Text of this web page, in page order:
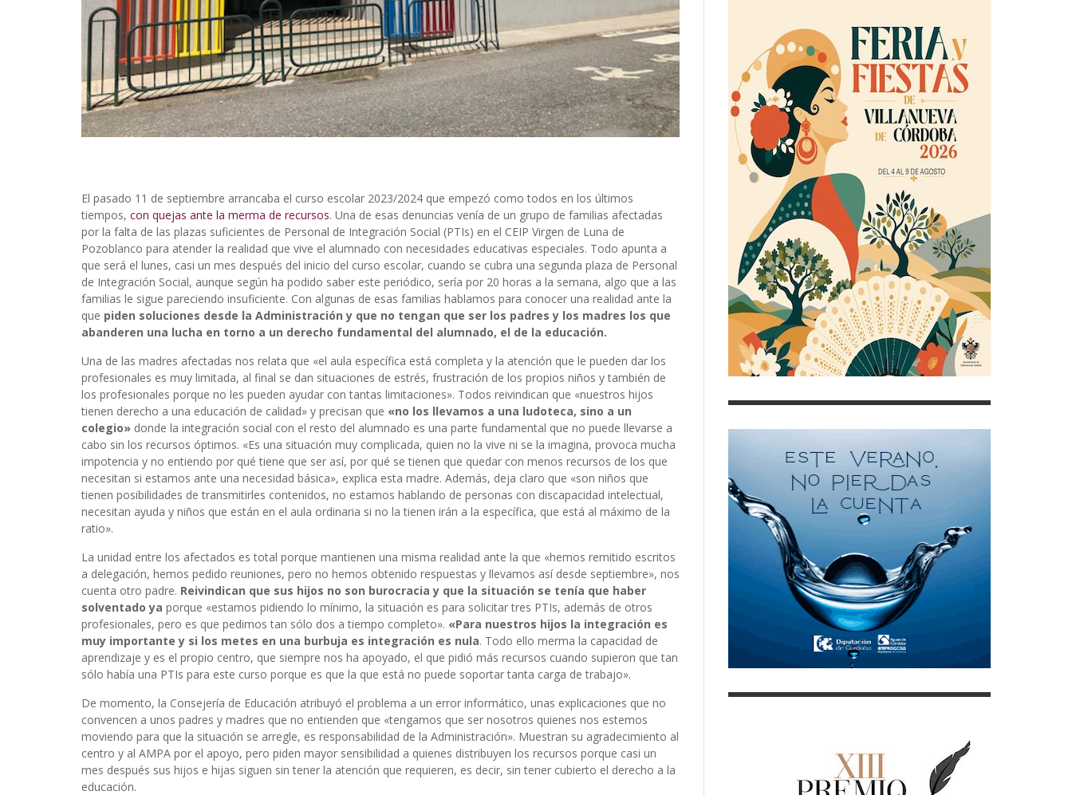
El pasado 11 de septiembre arrancaba el curso escolar 2023/2024 que empezó como todos en los últimos
tiempos, con quejas ante la merma de recursos. Una de esas denuncias venía de un grupo de familias afectadas
por la falta de las plazas suficientes de Personal de Integración Social (PTIs) en el CEIP Virgen de Luna de
Pozoblanco para atender la realidad que vive el alumnado con necesidades educativas especiales. Todo apunta a
que será el lunes, casi un mes después del inicio del curso escolar, cuando se cubra una segunda plaza de Personal
de Integración Social, aunque según ha podido saber este periódico, sería por 20 horas a la semana, algo que a las
familias le sigue pareciendo insuficiente. Con algunas de esas familias hablamos para conocer una realidad ante la
que piden soluciones desde la Administración y que no tengan que ser los padres y los madres los que
abanderen una lucha en torno a un derecho fundamental del alumnado, el de la educación.
Una de las madres afectadas nos relata que «el aula específica está completa y la atención que le pueden dar los
profesionales es muy limitada, al final se dan situaciones de estrés, frustración de los propios niños y también de
los profesionales porque no les pueden ayudar con tantas limitaciones». Todos reivindican que «nuestros hijos
tienen derecho a una educación de calidad» y precisan que «no los llevamos a una ludoteca, sino a un
colegio» donde la integración social con el resto del alumnado es una parte fundamental que no puede llevarse a
cabo sin los recursos óptimos. «Es una situación muy complicada, quien no la vive ni se la imagina, provoca mucha
impotencia y no entiendo por qué tiene que ser así, por qué se tienen que quedar con menos recursos de los que
necesitan si estamos ante una necesidad básica», explica esta madre. Además, deja claro que «son niños que
tienen posibilidades de transmitirles contenidos, no estamos hablando de personas con discapacidad intelectual,
necesitan ayuda y niños que están en el aula ordinaria si no la tienen irán a la específica, que está al máximo de la
ratio».
La unidad entre los afectados es total porque mantienen una misma realidad ante la que «hemos remitido escritos
a delegación, hemos pedido reuniones, pero no hemos obtenido respuestas y llevamos así desde septiembre», nos
cuenta otro padre. Reivindican que sus hijos no son burocracia y que la situación se tenía que haber
solventado ya porque «estamos pidiendo lo mínimo, la situación es para solicitar tres PTIs, además de otros
profesionales, pero es que pedimos tan sólo dos a tiempo completo». «Para nuestros hijos la integración es
muy importante y si los metes en una burbuja es integración es nula. Todo ello merma la capacidad de
aprendizaje y es el propio centro, que siempre nos ha apoyado, el que pidió más recursos cuando supieron que tan
sólo había una PTIs para este curso porque es que la que está no puede soportar tanta carga de trabajo».
De momento, la Consejería de Educación atribuyó el problema a un error informático, unas explicaciones que no
convencen a unos padres y madres que no entienden que «tengamos que ser nosotros quienes nos estemos
moviendo para que la situación se arregle, es responsabilidad de la Administración». Muestran su agradecimiento al
centro y al AMPA por el apoyo, pero piden mayor sensibilidad a quienes distribuyen los recursos porque casi un
mes después sus hijos e hijas siguen sin tener la atención que requieren, es decir, sin tener cubierto el derecho a la
educación.